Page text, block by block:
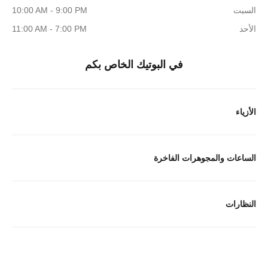
السبت
10:00 AM - 9:00 PM
الأحد
11:00 AM - 7:00 PM
في البوتيك الخاص بكم
الأزياء
الساعات والمجوهرات الفاخرة
النظارات